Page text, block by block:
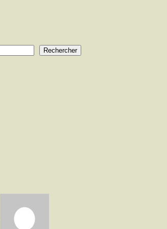
Rechercher